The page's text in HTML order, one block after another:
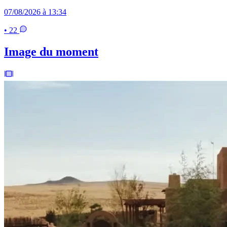
07/08/2026 à 13:34
• 22
Image du moment